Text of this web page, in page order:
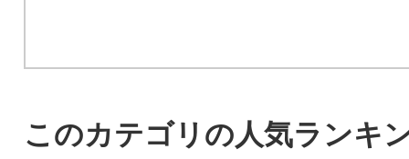
このカテゴリの人気ランキ